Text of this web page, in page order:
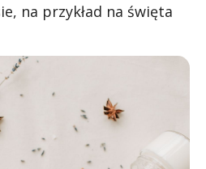
na przykład na święta